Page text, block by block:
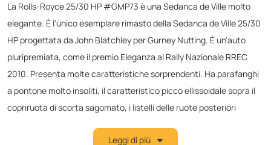
La Rolls-Royce 25/30 HP #GMP73 è una Sedanca de Ville molto
elegante. È l'unico esemplare rimasto della Sedanca de Ville 25/30
HP progettata da John Blatchley per Gurney Nutting. È un'auto
pluripremiata, come il premio Eleganza al Rally Nazionale RREC
2010. Presenta molte caratteristiche sorprendenti. Ha parafanghi
a pontone molto insoliti, il caratteristico picco ellissoidale sopra il
copriruota di scorta sagomato, i listelli delle ruote posteriori
fari Lucas R100, le luci posteriori "a occhio di civetta", la divisione
Leggi di più